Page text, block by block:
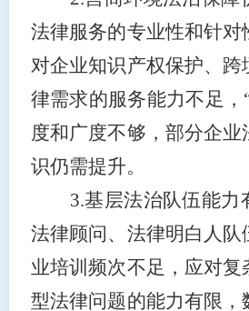
法律服务的专业性和针对
对企业知识产权保护、跨
律需求的服务能力不足，
度和广度不够，部分企业
识仍需提升。
3.基层法治队伍能力
法律顾问、法律明白人队
业培训频次不足，应对复
型法律问题的能力有限，